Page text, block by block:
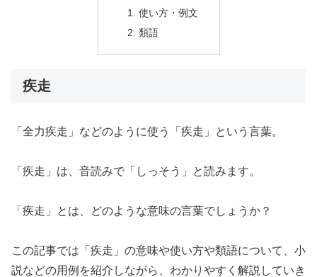
使い方・例文
類語
疾走
「全力疾走」などのように使う「疾走」という言葉。
「疾走」は、音読みで「しっそう」と読みます。
「疾走」とは、どのような意味の言葉でしょうか？
この記事では「疾走」の意味や使い方や類語について、小
説などの用例を紹介しながら、わかりやすく解説していき